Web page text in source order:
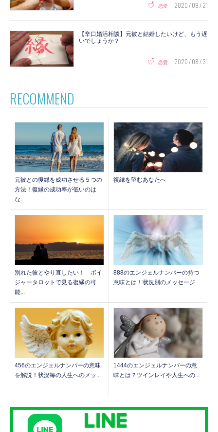
恋愛 2020 / 09 / 21
【辛口婚活相談】元彼と結婚したいけど、もう遅
いでしょうか？
恋愛 2020 / 08 / 31
RECOMMEND
元彼との復縁を成功させる５つの
方法！復縁の成功率が低いのは
な...
復縁を望むあなたへ
別れた彼とやり直したい！ ボイ
ジャータロットで見る復縁の可
能...
888のエンジェルナンバーの持つ
意味とは！状況別のメッセージ...
456のエンジェルナンバーの意味
を解説！状況毎の人生へのメッ...
1444のエンジェルナンバーの意
味とは？ツインレイや人生への...